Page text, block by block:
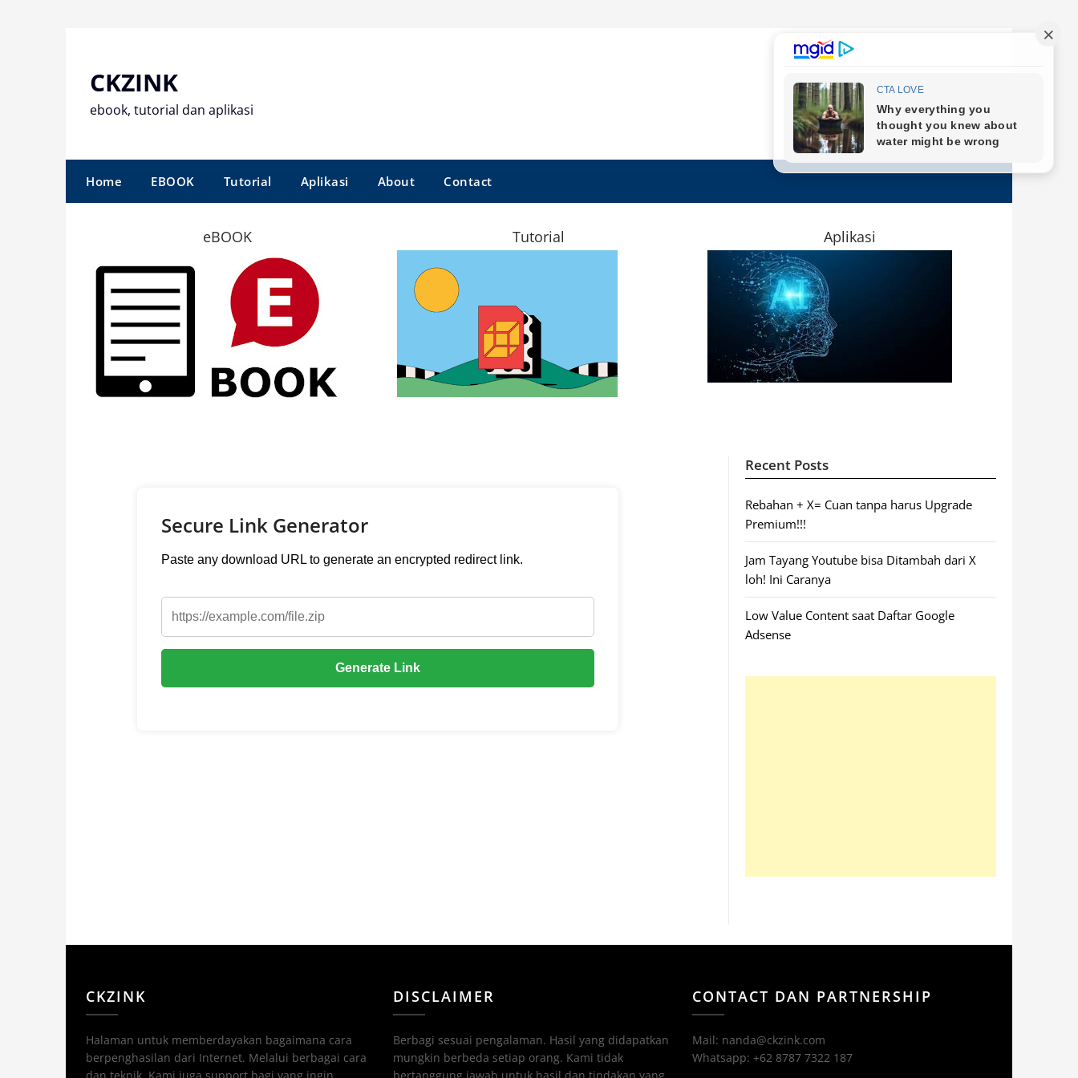
CKZINK
ebook, tutorial dan aplikasi
Home EBOOK Tutorial Aplikasi About Contact
eBOOK Tutorial Aplikasi
Secure Link Generator
Paste any download URL to generate an encrypted redirect link.
Generate Link
Recent Posts
Rebahan + X= Cuan tanpa harus Upgrade
Premium!!!
Jam Tayang Youtube bisa Ditambah dari X
loh! Ini Caranya
Low Value Content saat Daftar Google
Adsense
CKZINK
Halaman untuk memberdayakan bagaimana cara
berpenghasilan dari Internet. Melalui berbagai cara
DISCLAIMER
Berbagi sesuai pengalaman. Hasil yang didapatkan
mungkin berbeda setiap orang. Kami tidak
CONTACT DAN PARTNERSHIP
Mail: nanda@ckzink.com
Whatsapp: +62 8787 7322 187